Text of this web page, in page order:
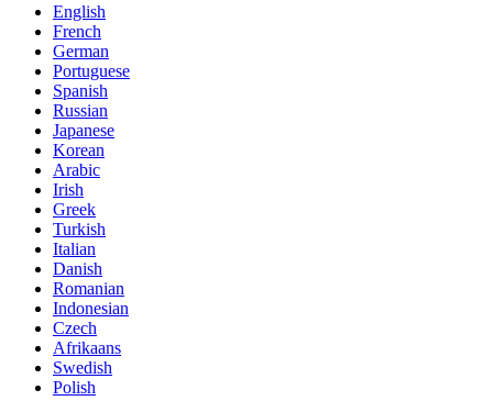
English
French
German
Portuguese
Spanish
Russian
Japanese
Korean
Arabic
Irish
Greek
Turkish
Italian
Danish
Romanian
Indonesian
Czech
Afrikaans
Swedish
Polish